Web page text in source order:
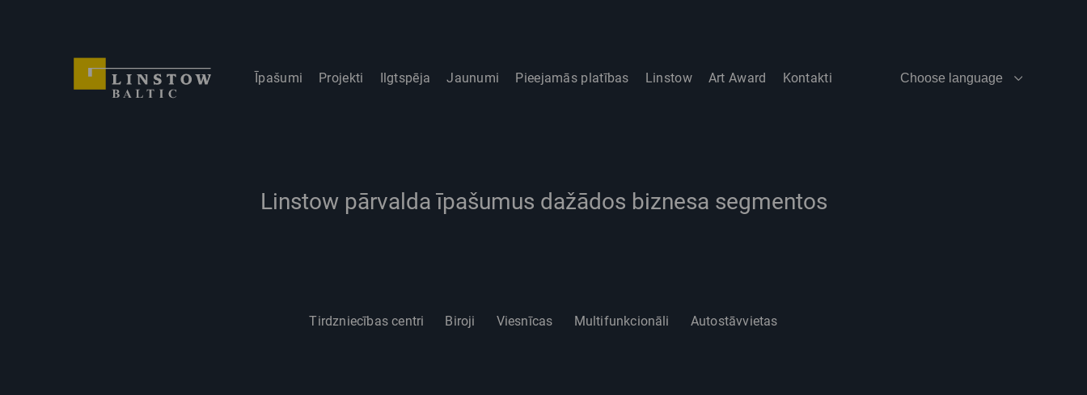
Īpašumi Projekti Ilgtspēja Jaunumi Pieejamās platības Linstow Art Award Kontakti Choose language
Linstow pārvalda īpašumus dažādos biznesa segmentos
Tirdzniecības centri Biroji Viesnīcas Multifunkcionāli Autostāvvietas